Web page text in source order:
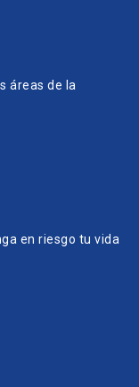
áreas de la
en riesgo tu vida